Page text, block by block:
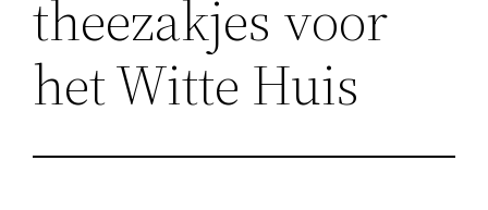
theezakjes voor
het Witte Huis